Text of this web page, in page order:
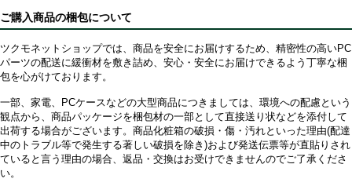
ご購入商品の梱包について
ツクモネットショップでは、商品を安全にお届けするため、精密性の高いPC
パーツの配送に緩衝材を敷き詰め、安心・安全にお届けできるよう丁寧な梱
包を心がけております。
一部、家電、PCケースなどの大型商品につきましては、環境への配慮という
観点から、商品パッケージを梱包材の一部として直接送り状などを添付して
出荷する場合がございます。商品化粧箱の破損・傷・汚れといった理由(配達
中のトラブル等で発生する著しい破損を除き)および発送伝票等が直貼りされ
ていると言う理由の場合、返品・交換はお受けできませんのでご了承くださ
い。